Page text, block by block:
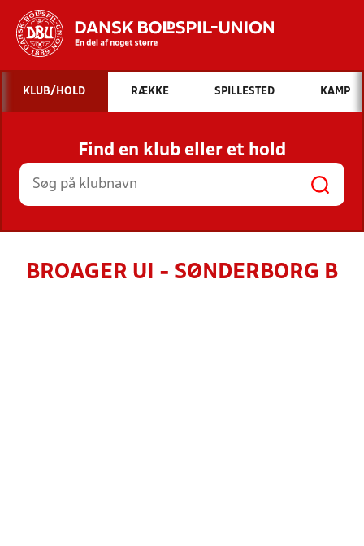
Hvad vil du søge efter?
INDHOLD OG NYHEDER
STILLINGER, RESULTATER, KLUBBER OG
HOLD
KLUB/HOLD RÆKKE SPILLESTED KAMP
Find en klub eller et hold
BROAGER UI - SØNDERBORG B